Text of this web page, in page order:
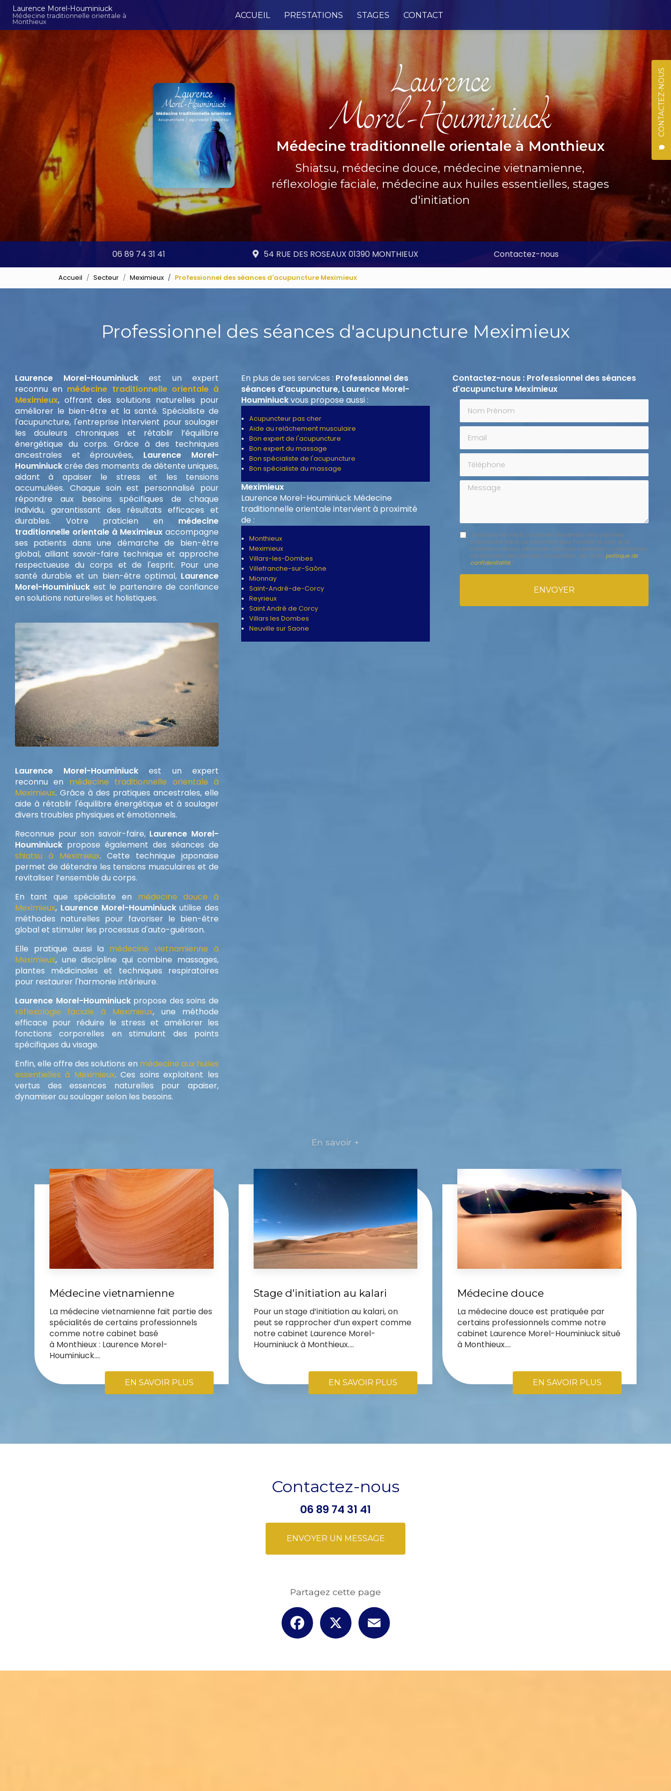
Aller
contenu
Laurence Morel-Houminiuck
Médecine traditionnelle orientale à
Monthieux
CONTACTEZ-NOUS
ACCUEIL
PRESTATIONS STAGES CONTACT
Médecine traditionnelle orientale à Monthieux
Shiatsu, médecine douce, médecine vietnamienne,
réflexologie faciale, médecine aux huiles essentielles, stages
d'initiation
06 89 74 31 41 54 RUE DES ROSEAUX 01390 MONTHIEUX Contactez-nous
Accueil Secteur Meximieux Professionnel des séances d'acupuncture Meximieux
Professionnel des séances d'acupuncture Meximieux
Laurence Morel-Houminiuck est un expert
reconnu en médecine traditionnelle orientale à
Meximieux, offrant des solutions naturelles pour
améliorer le bien-être et la santé. Spécialiste de
l'acupuncture, l'entreprise intervient pour soulager
les douleurs chroniques et rétablir l’équilibre
énergétique du corps. Grâce à des techniques
ancestrales et éprouvées, Laurence Morel-
Houminiuckcrée des moments de détente uniques,
aidant à apaiser le stress et les tensions
accumulées. Chaque soin est personnalisé pour
répondre aux besoins spécifiques de chaque
individu, garantissant des résultats efficaces et
durables. Votre praticien en médecine
traditionnelle orientale à Meximieux accompagne
ses patients dans une démarche de bien-être
global, alliant savoir-faire technique et approche
respectueuse du corps et de l'esprit. Pour une
santé durable et un bien-être optimal, Laurence
Morel-Houminiuck est le partenaire de confiance
en solutions naturelles et holistiques.
Laurence Morel-Houminiuck est un expert
reconnu en médecine traditionnelle orientale à
Meximieux. Grâce à des pratiques ancestrales, elle
aide à rétablir l'équilibre énergétique et à soulager
divers troubles physiques et émotionnels.
Reconnue pour son savoir-faire, Laurence Morel-
Houminiuck propose également des séances de
shiatsu à Meximieux. Cette technique japonaise
permet de détendre les tensions musculaires et de
revitaliser l’ensemble du corps.
En tant que spécialiste en médecine douce à
Meximieux, Laurence Morel-Houminiuck utilise des
méthodes naturelles pour favoriser le bien-être
global et stimuler les processus d'auto-guérison.
Elle pratique aussi la médecine vietnamienne à
Meximieux, une discipline qui combine massages,
plantes médicinales et techniques respiratoires
pour restaurer l'harmonie intérieure.
Laurence Morel-Houminiuckpropose des soins de
réflexologie faciale à Meximieux, une méthode
efficace pour réduire le stress et améliorer les
fonctions corporelles en stimulant des points
spécifiques du visage.
Enfin, elle offre des solutions en médecine aux huiles
essentielles à Meximieux. Ces soins exploitent les
vertus des essences naturelles pour apaiser,
dynamiser ou soulager selon les besoins.
En plus de ses services : Professionnel des
séances d'acupuncture, Laurence Morel-
Houminiuckvous propose aussi :
Acupuncteur pas cher
Aide au relâchement musculaire
Bon expert de l'acupuncture
Bon expert du massage
Bon spécialiste de l'acupuncture
Bon spécialiste du massage
Meximieux
Laurence Morel-Houminiuck Médecine
traditionnelle orientale intervient à proximité
de :
Monthieux
Meximieux
Villars-les-Dombes
Villefranche-sur-Saône
Mionnay
Saint-André-de-Corcy
Reyrieux
Saint André de Corcy
Villars les Dombes
Neuville sur Saone
Contactez-nous : Professionnel des séances
d'acupuncture Meximieux
Nom Prénom
Email
Téléphone
Message
J'autorise ce site à conserver l'ensemble des données
transmises dans ce formulaire pour faciliter le suivi et le
traitement de ma demande. (Aucune exploitation commerciale
ne sera faite des données conservées. Voir notre politique de
confidentialité)
En savoir +
Médecine vietnamienne
La médecine vietnamienne fait partie des
spécialités de certains professionnels
comme notre cabinet basé
à Monthieux : Laurence Morel-
Houminiuck....
EN SAVOIR PLUS
Stage d'initiation au kalari
Pour un stage d’initiation au kalari, on
peut se rapprocher d’un expert comme
notre cabinet Laurence Morel-
Houminiuck à Monthieux....
EN SAVOIR PLUS
Médecine douce
La médecine douce est pratiquée par
certains professionnels comme notre
cabinet Laurence Morel-Houminiuck situé
à Monthieux....
EN SAVOIR PLUS
Contactez-nous
06 89 74 31 41
ENVOYER UN MESSAGE
Partagez cette page
Facebook